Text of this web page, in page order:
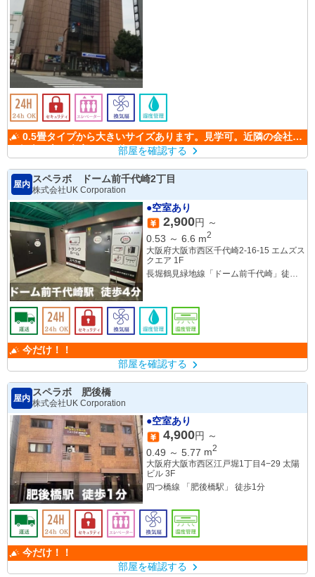
も個人の方も倉庫として使ってもらっています。
部屋を確認する
屋内
スペラボ ドーム前千代崎2丁目
株式会社UK Corporation
●空室あり
2,900円 ～
0.53 ～ 6.6 m2
大阪府大阪市西区千代崎2-16-15 エムズス
クエア 1F
長堀鶴見緑地線「ドーム前千代崎」徒歩4
今だけ！！
部屋を確認する
屋内
スペラボ 肥後橋
株式会社UK Corporation
●空室あり
4,900円 ～
0.49 ～ 5.77 m2
大阪府大阪市西区江戸堀1丁目4−29 太陽
ビル 3F
四つ橋線 「肥後橋駅」 徒歩1分
今だけ！！
部屋を確認する